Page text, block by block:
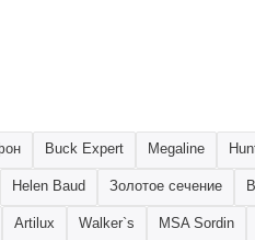
Buck Expert Megaline
Helen Baud Золотое сечение
Artilux Walker`s MSA Sordin